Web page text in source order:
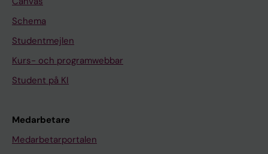
Schema
Studentmejlen
Kurs- och programwebbar
Student på KI
Medarbetare
Medarbetarportalen